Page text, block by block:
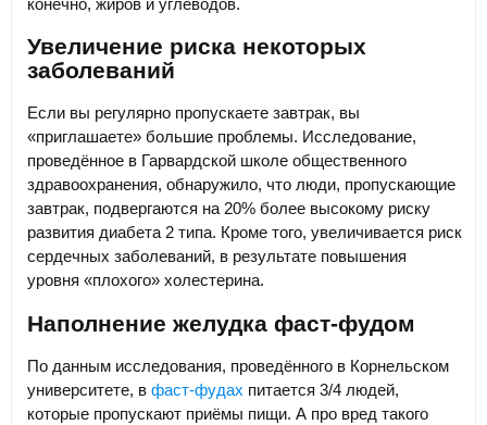
Увеличение риска некоторых
заболеваний
Если вы регулярно пропускаете завтрак, вы
«приглашаете» большие проблемы. Исследование,
проведённое в Гарвардской школе общественного
здравоохранения, обнаружило, что люди, пропускающие
завтрак, подвергаются на 20% более высокому риску
развития диабета 2 типа. Кроме того, увеличивается риск
сердечных заболеваний, в результате повышения
уровня «плохого» холестерина.
Наполнение желудка фаст-фудом
По данным исследования, проведённого в Корнельском
университете, в фаст-фудах питается 3/4 людей,
которые пропускают приёмы пищи. А про вред такого